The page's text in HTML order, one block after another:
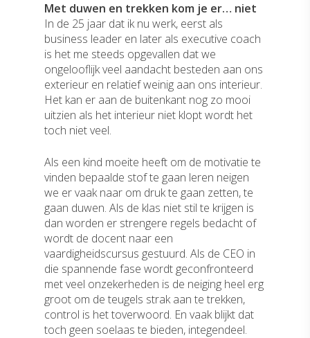
Met duwen en trekken kom je er… niet
In de 25 jaar dat ik nu werk, eerst als
business leader en later als executive coach
is het me steeds opgevallen dat we
ongelooflijk veel aandacht besteden aan ons
exterieur en relatief weinig aan ons interieur.
Het kan er aan de buitenkant nog zo mooi
uitzien als het interieur niet klopt wordt het
toch niet veel.
Als een kind moeite heeft om de motivatie te
vinden bepaalde stof te gaan leren neigen
we er vaak naar om druk te gaan zetten, te
gaan duwen. Als de klas niet stil te krijgen is
dan worden er strengere regels bedacht of
wordt de docent naar een
vaardigheidscursus gestuurd. Als de CEO in
die spannende fase wordt geconfronteerd
met veel onzekerheden is de neiging heel erg
groot om de teugels strak aan te trekken,
control is het toverwoord. En vaak blijkt dat
toch geen soelaas te bieden, integendeel.